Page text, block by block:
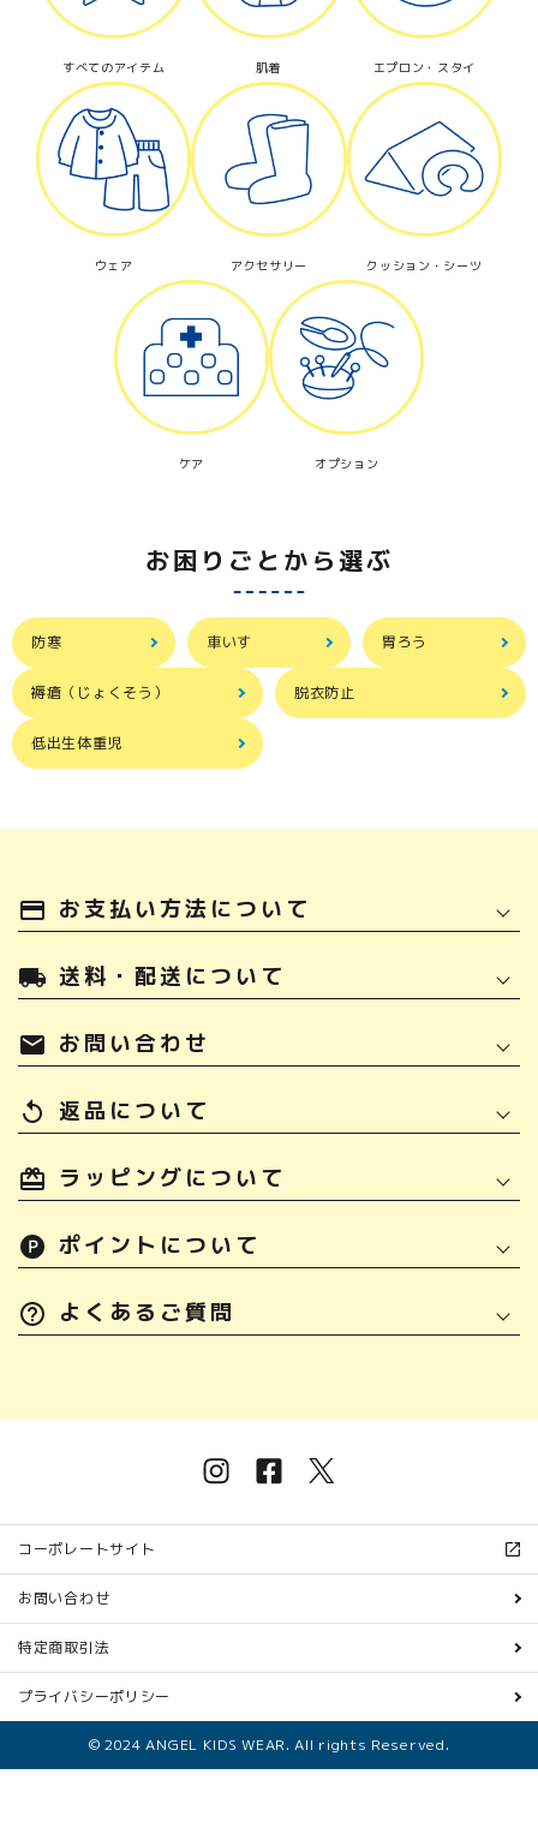
すべてのアイテム 肌着 エプロン・スタイ
ウェア アクセサリー クッション・シーツ
ケア オプション
お困りごとから選ぶ
防寒 車いす 胃ろう
褥瘡（じょくそう） 脱衣防止
低出生体重児
payment お支払い方法について
local_shipping 送料・配送について
mail お問い合わせ
replay 返品について
ラッピングについて
ポイントについて
よくあるご質問
コーポレートサイト
お問い合わせ
特定商取引法
プライバシーポリシー
© 2024 ANGEL KIDS WEAR. All rights Reserved.